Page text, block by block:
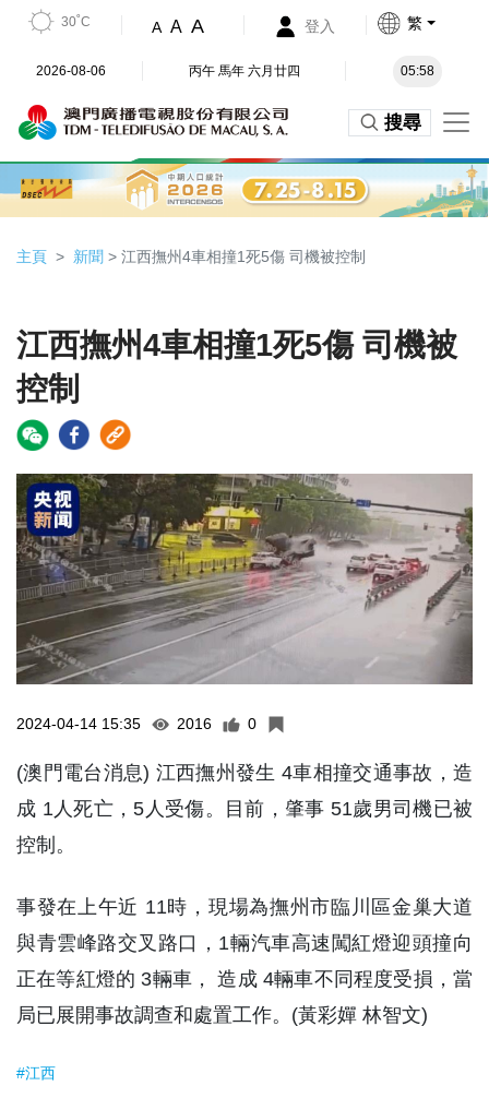
30˚C A A A 登入 繁
2026-08-06 丙午 馬年 六月廿四 05:58
搜尋
主頁 新聞 > 江西撫州4車相撞1死5傷 司機被控制
江西撫州4車相撞1死5傷 司機被
控制
2024-04-14 15:35 2016 0
(澳門電台消息) 江西撫州發生 4車相撞交通事故，造
成 1人死亡，5人受傷。目前，肇事 51歲男司機已被
控制。
事發在上午近 11時，現場為撫州市臨川區金巢大道
與青雲峰路交叉路口，1輛汽車高速闖紅燈迎頭撞向
正在等紅燈的 3輛車， 造成 4輛車不同程度受損，當
局已展開事故調查和處置工作。(黃彩嬋 林智文)
#江西